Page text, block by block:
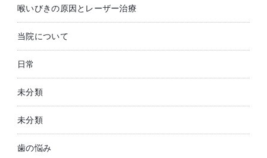
喉いびきの原因とレーザー治療
当院について
日常
未分類
未分類
歯の悩み